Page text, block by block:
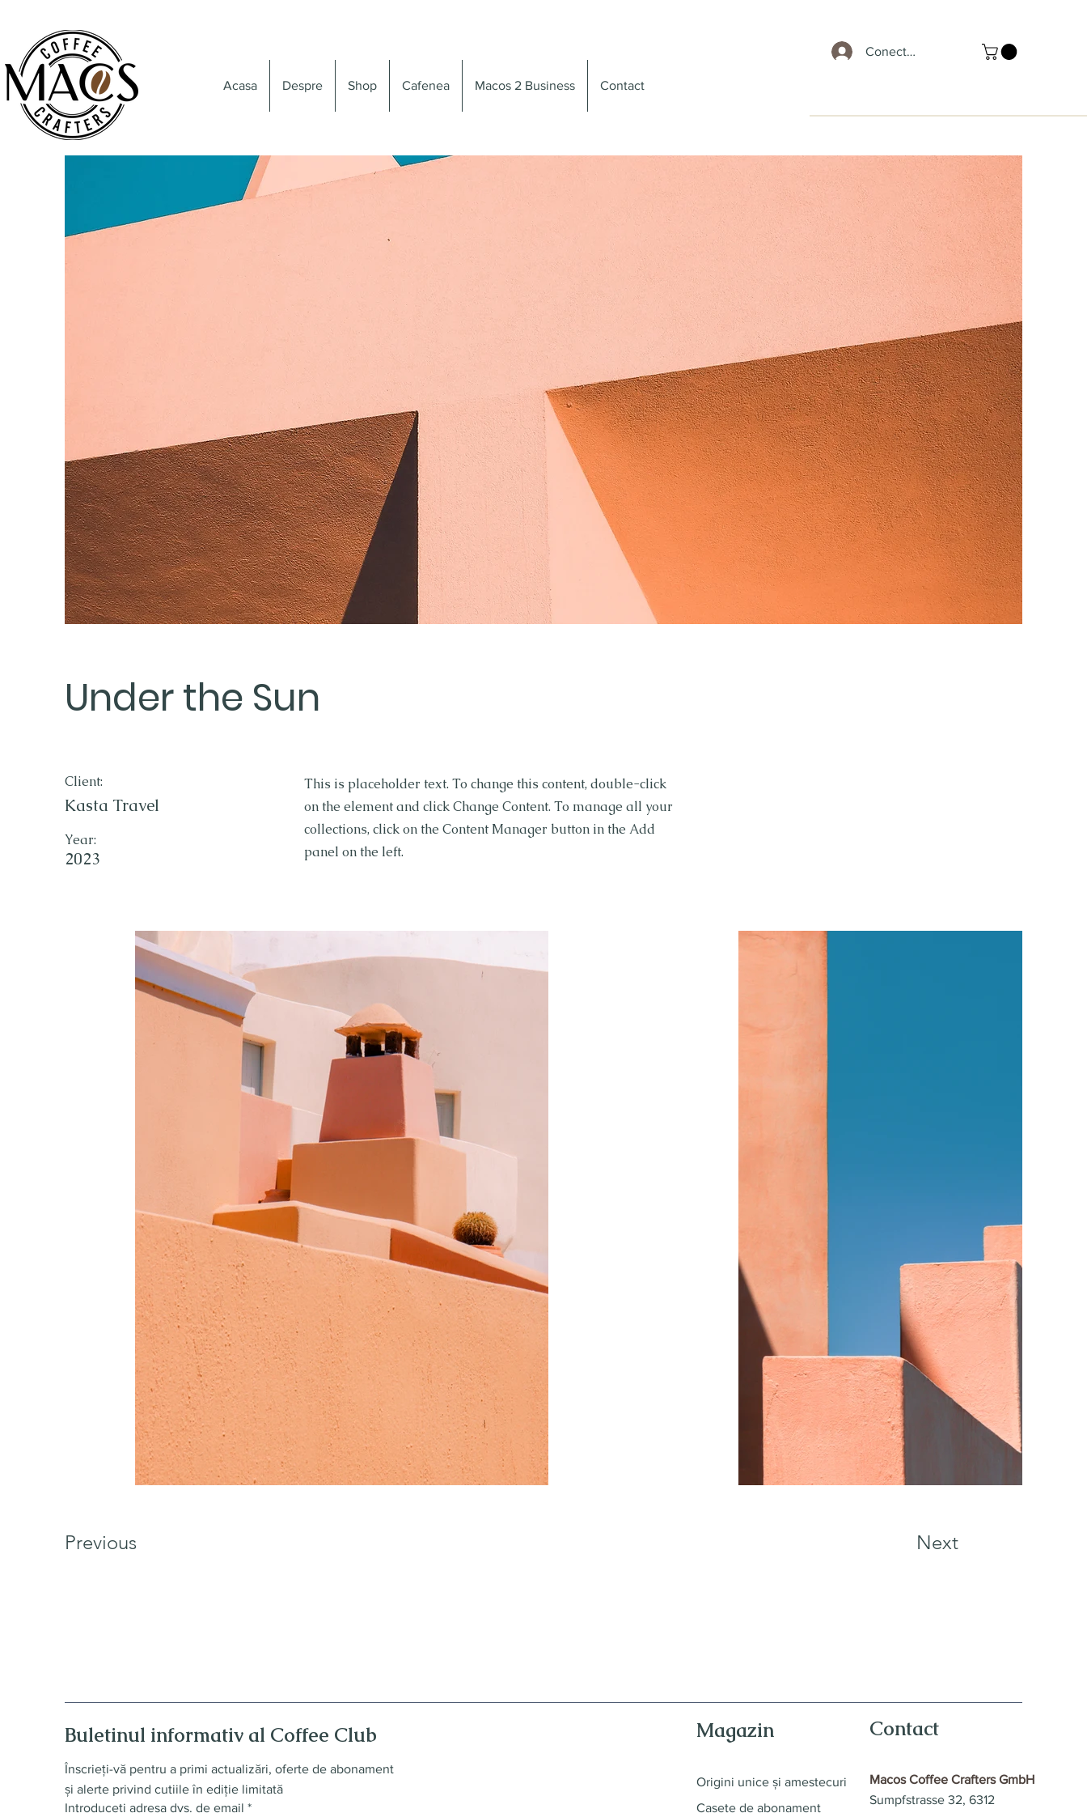
Conectează-te
Acasa Despre Shop Cafenea Macos 2 Business Contact
Under the Sun
Client:
Kasta Travel
Year:
2023
This is placeholder text. To change this content, double-click
on the element and click Change Content. To manage all your
collections, click on the Content Manager button in the Add
panel on the left.
Previous Next
Buletinul informativ al Coffee Club
Înscrieți-vă pentru a primi actualizări, oferte de abonament
și alerte privind cutiile în ediție limitată
Introduceți adresa dvs. de email
Magazin
Origini unice și amestecuri
Casete de abonament
Contact
Macos Coffee Crafters GmbH
Sumpfstrasse 32, 6312